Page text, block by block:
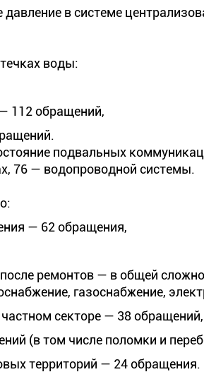
в системе
воды:
112 обращений,
подвальных
76 — водопроводной системы.
— 62 обращения,
после ремонтов — в общей
газоснабжение,
секторе — 38 обращений,
(в том числе поломки и
территорий — 24 обращения.